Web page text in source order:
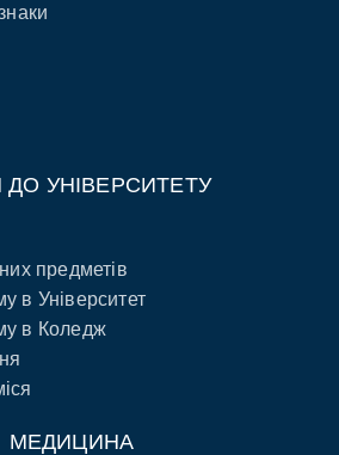
ДО УНІВЕРСИТЕТУ
предметів
в Університет
в Коледж
МЕДИЦИНА